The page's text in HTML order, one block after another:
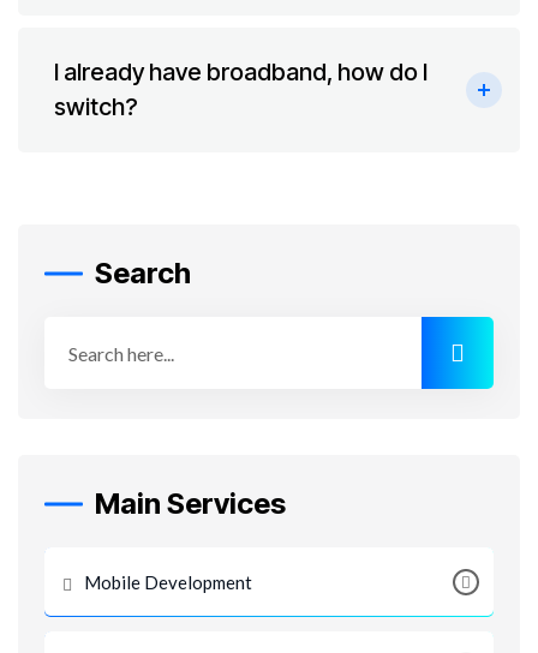
I already have broadband, how do I
switch?
Search
Main Services
Mobile Development